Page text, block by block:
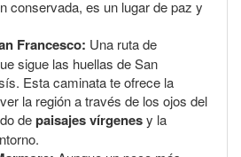
conservada, es un lugar de paz y
Francesco: Una ruta de
sigue las huellas de San
Esta caminata te ofrece la
la región a través de los ojos del
depaisajes vírgenesy la